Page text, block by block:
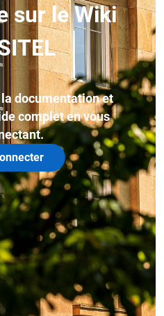
sur le Wiki
documentation et
complet en vous